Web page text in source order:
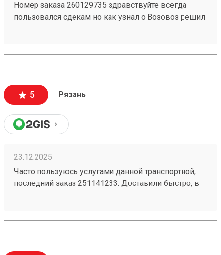
Номер заказа 260129735 здравствуйте всегда
пользовался сдекам но как узнал о Возовоз решил
операторы помогли во всем отвечают сразу не
доставку приехал в терминал без ожидания и всего
забрал свой груз и поехал все быстро и хорошо
5 Рязань
23.12.2025
Часто пользуюсь услугами данной транспортной,
последний заказ 251141233. Доставили быстро, в
Рекомендую!